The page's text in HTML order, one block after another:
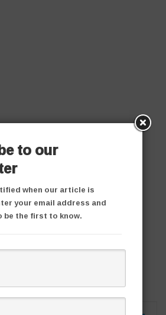
to our
when our article is
your email address and
be the first to know.